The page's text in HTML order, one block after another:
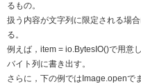
るもの。
扱う内容が文字列に限定される場
る。
例えば，item = io.BytesIO()で用意
バイト列に書き出す。
さらに，下の例ではImage.openで